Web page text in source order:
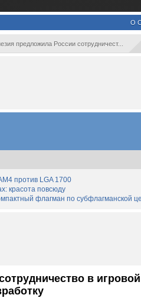
О
предложила России сотрудничест...
против LGA 1700
красота повсюду
флагман по субфлагманской
в